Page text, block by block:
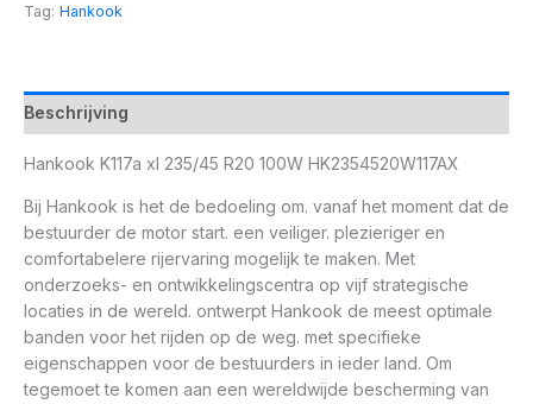
Tag: Hankook
Beschrijving
Hankook K117a xl 235/45 R20 100W HK2354520W117AX
Bij Hankook is het de bedoeling om. vanaf het moment dat de
bestuurder de motor start. een veiliger. plezieriger en
comfortabelere rijervaring mogelijk te maken. Met
onderzoeks- en ontwikkelingscentra op vijf strategische
locaties in de wereld. ontwerpt Hankook de meest optimale
banden voor het rijden op de weg. met specifieke
eigenschappen voor de bestuurders in ieder land. Om
tegemoet te komen aan een wereldwijde bescherming van